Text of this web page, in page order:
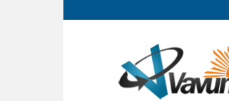
வவுனியா
நெற்